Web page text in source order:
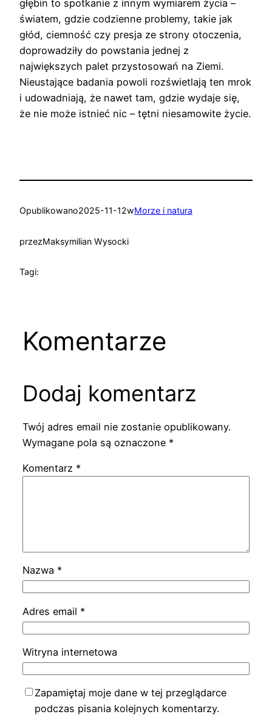
głębin to spotkanie z innym wymiarem życia –
światem, gdzie codzienne problemy, takie jak
głód, ciemność czy presja ze strony otoczenia,
doprowadziły do powstania jednej z
największych palet przystosowań na Ziemi.
Nieustające badania powoli rozświetlają ten mrok
i udowadniają, że nawet tam, gdzie wydaje się,
że nie może istnieć nic – tętni niesamowite życie.
Opublikowano2025-11-12wMorze i natura
przezMaksymilian Wysocki
Tagi:
Komentarze
Dodaj komentarz
Twój adres email nie zostanie opublikowany.
Wymagane pola są oznaczone *
Komentarz *
Nazwa *
Adres email *
Witryna internetowa
Zapamiętaj moje dane w tej przeglądarce
podczas pisania kolejnych komentarzy.